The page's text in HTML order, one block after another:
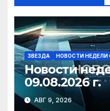
ki
ЗВЕЗДА НОВОСТИ
Новости
09.08.2026 г.
АВГ 9, 2026